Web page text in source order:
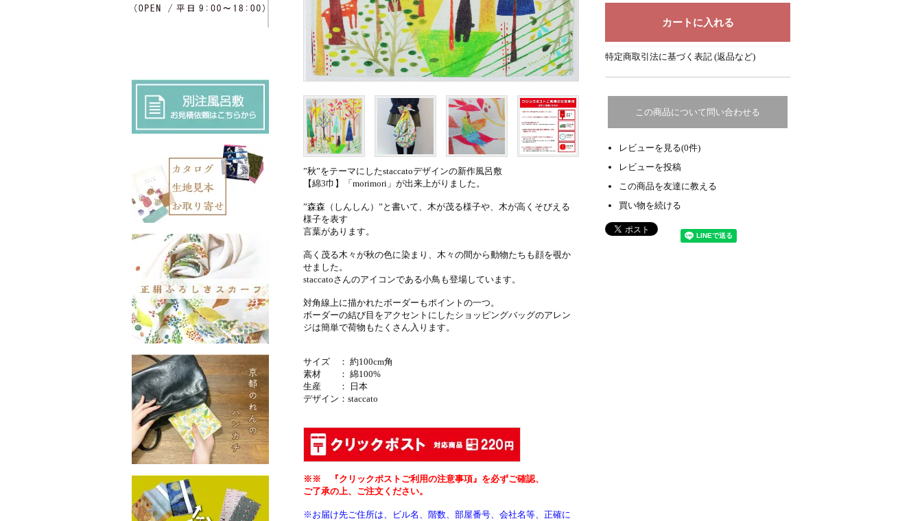
”秋”をテーマにしたstaccatoデザインの新作風呂敷
【綿3巾】「morimori」が出来上がりました。
”森森（しんしん）”と書いて、木が茂る様子や、木が高くそびえる
様子を表す
言葉があります。
高く茂る木々が秋の色に染まり、木々の間から動物たちも顔を覗か
せました。
staccatoさんのアイコンである小鳥も登場しています。
対角線上に描かれたボーダーもポイントの一つ。
ボーダーの結び目をアクセントにしたショッピングバッグのアレン
ジは簡単で荷物もたくさん入ります。
サイズ ： 約100cm角
素材 ： 綿100%
生産 ： 日本
デザイン： staccato
※※ 『クリックポストご利用の注意事項』を必ずご確認、
ご了承の上、ご注文ください。
※お届け先ご住所は、ビル名、階数、部屋番号、会社名等、正確に
特定商取引法に基づく表記 (返品など)
この商品について問い合わせる
レビューを見る(0件)
レビューを投稿
この商品を友達に教える
買い物を続ける